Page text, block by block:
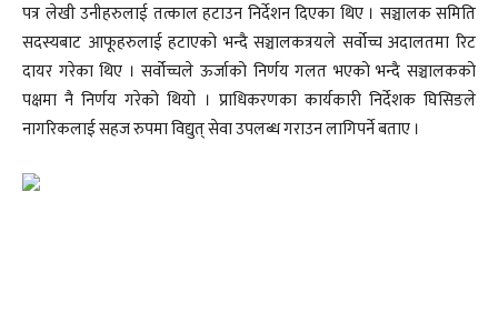
पत्र लेखी उनीहरुलाई तत्काल हटाउन निर्देशन दिएका थिए । सञ्चालक समिति
सदस्यबाट आफूहरुलाई हटाएको भन्दै सञ्चालकत्रयले सर्वोच्च अदालतमा रिट
दायर गरेका थिए । सर्वोच्चले ऊर्जाको निर्णय गलत भएको भन्दै सञ्चालकको
पक्षमा नै निर्णय गरेको थियो । प्राधिकरणका कार्यकारी निर्देशक घिसिङले
नागरिकलाई सहज रुपमा विद्युत् सेवा उपलब्ध गराउन लागिपर्ने बताए ।